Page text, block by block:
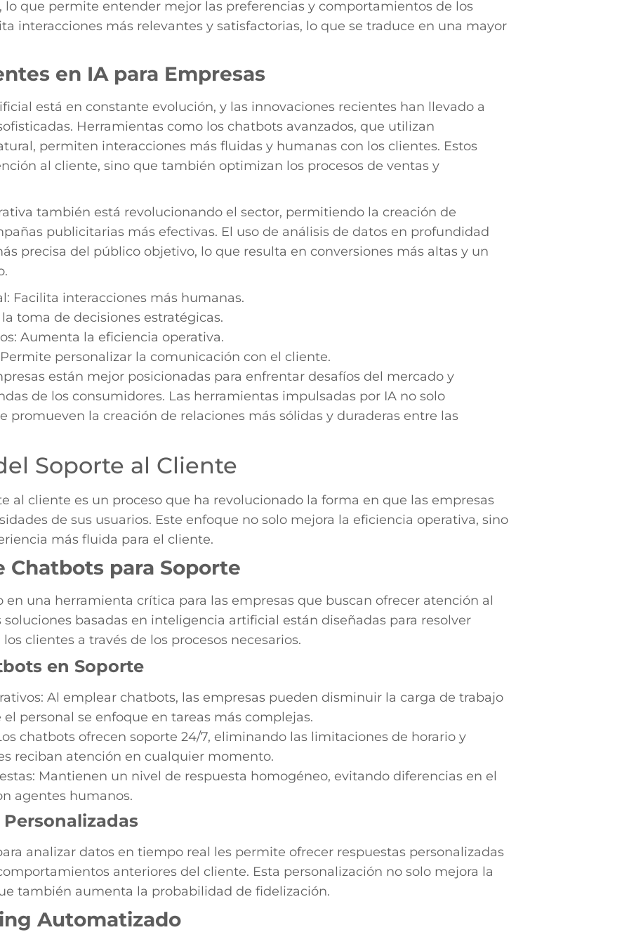
lo que permite entender mejor las preferencias y comportamientos de los
interacciones más relevantes y satisfactorias, lo que se traduce en una mayor
en IA para Empresas
está en constante evolución, y las innovaciones recientes han llevado a
Herramientas como los chatbots avanzados, que utilizan
permiten interacciones más fluidas y humanas con los clientes. Estos
al cliente, sino que también optimizan los procesos de ventas y
también está revolucionando el sector, permitiendo la creación de
publicitarias más efectivas. El uso de análisis de datos en profundidad
precisa del público objetivo, lo que resulta en conversiones más altas y un
Facilita interacciones más humanas.
toma de decisiones estratégicas.
Aumenta la eficiencia operativa.
personalizar la comunicación con el cliente.
están mejor posicionadas para enfrentar desafíos del mercado y
de los consumidores. Las herramientas impulsadas por IA no solo
promueven la creación de relaciones más sólidas y duraderas entre las
Soporte al Cliente
al cliente es un proceso que ha revolucionado la forma en que las empresas
de sus usuarios. Este enfoque no solo mejora la eficiencia operativa, sino
más fluida para el cliente.
para Soporte
en una herramienta crítica para las empresas que buscan ofrecer atención al
basadas en inteligencia artificial están diseñadas para resolver
clientes a través de los procesos necesarios.
en Soporte
Al emplear chatbots, las empresas pueden disminuir la carga de trabajo
personal se enfoque en tareas más complejas.
chatbots ofrecen soporte 24/7, eliminando las limitaciones de horario y
reciban atención en cualquier momento.
Mantienen un nivel de respuesta homogéneo, evitando diferencias en el
agentes humanos.
analizar datos en tiempo real les permite ofrecer respuestas personalizadas
anteriores del cliente. Esta personalización no solo mejora la
también aumenta la probabilidad de fidelización.
Automatizado